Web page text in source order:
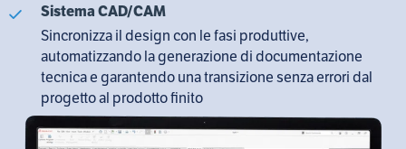
Sistema CAD/CAM
Sincronizza il design con le fasi produttive,
automatizzando la generazione di documentazione
tecnica e garantendo una transizione senza errori dal
progetto al prodotto finito